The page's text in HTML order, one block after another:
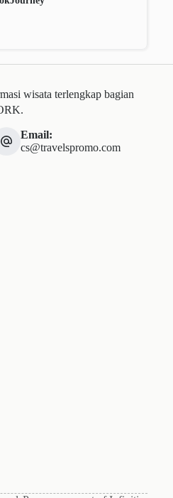
wisata terlengkap bagian
Email:
cs@travelspromo.com